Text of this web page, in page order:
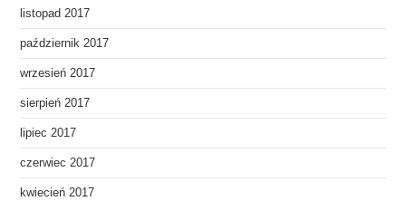
listopad 2017
październik 2017
wrzesień 2017
sierpień 2017
lipiec 2017
czerwiec 2017
kwiecień 2017